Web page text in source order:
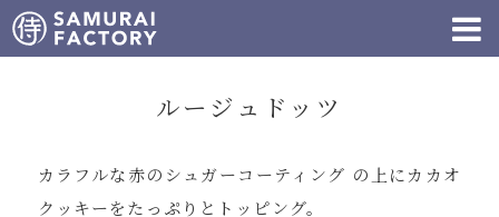
ルージュドッツ
カラフルな赤のシュガーコーティング の上にカカオ
クッキーをたっぷりとトッピング。